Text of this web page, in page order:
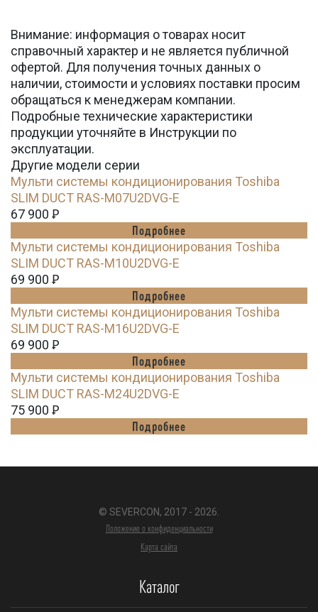
Внимание: информация о товарах носит
справочный характер и не является публичной
офертой. Для получения точных данных о
наличии, стоимости и условиях поставки просим
обращаться к менеджерам компании.
Подробные технические характеристики
продукции уточняйте в Инструкции по
эксплуатации.
Другие модели серии
Мульти системы кондиционирования Toshiba
SLIM DUCT RAS-M07U2DVG-E
67 900 Ꝑ
Подробнее
Мульти системы кондиционирования Toshiba
SLIM DUCT RAS-M10U2DVG-E
69 900 Ꝑ
Подробнее
Мульти системы кондиционирования Toshiba
SLIM DUCT RAS-M16U2DVG-E
69 900 Ꝑ
Подробнее
Мульти системы кондиционирования Toshiba
SLIM DUCT RAS-M24U2DVG-E
75 900 Ꝑ
Подробнее
© SEVERCON, 2017 - 2026.
Положение о конфиденциальности
Карта сайта
Каталог